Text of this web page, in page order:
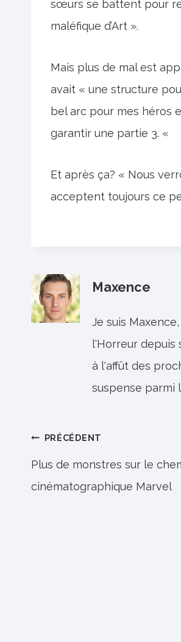
sœurs se battent pour
maléfique d’Art ».
Mais plus de mal est
avait « une structure
bel arc pour mes héros
garantir une partie 3. «
Et après ça? « Nous
acceptent toujours ce
Maxence
Je suis
l'Horreur depuis
à l'affût des
suspense parmi
Navigation
de
l’article
PRÉCÉDENT
Plus de monstres sur le
cinématographique Marvel